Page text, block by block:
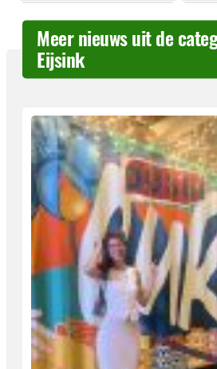
Meer nieuws uit de
Eijsink